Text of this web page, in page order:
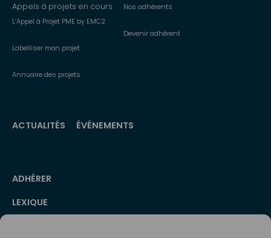
Appels à projets en cours
L’Appel à Projet PME by EMC2
Labelliser mon projet
Annuaire des projets
Nos adhérents
Devenir adhérent
ACTUALITÉS ÉVÉNEMENTS
Menu
secondaire
ADHÉRER
LEXIQUE